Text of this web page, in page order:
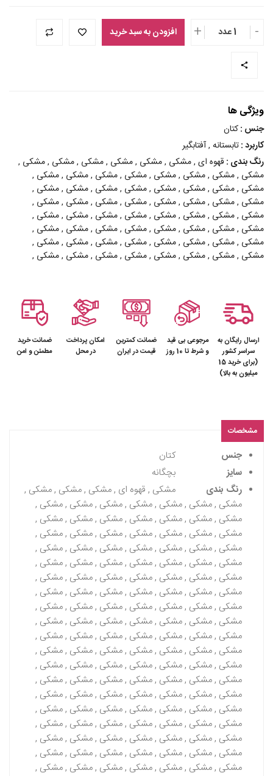
- 1 عدد + افزودن به سبد خرید
ویژگی ها
جنس :کتان
کاربرد :تابستانه , آفتابگیر
رنگ بندی : قهوه ای , مشکی , مشکی , مشکی , مشکی , مشکی , مشکی ,
مشکی , مشکی , مشکی , مشکی , مشکی , مشکی , مشکی , مشکی ,
مشکی , مشکی , مشکی , مشکی , مشکی , مشکی , مشکی , مشکی ,
مشکی , مشکی , مشکی , مشکی , مشکی , مشکی , مشکی , مشکی ,
مشکی , مشکی , مشکی , مشکی , مشکی , مشکی , مشکی , مشکی ,
مشکی , مشکی , مشکی , مشکی , مشکی , مشکی , مشکی , مشکی ,
مشکی , مشکی , مشکی , مشکی , مشکی , مشکی , مشکی , مشکی ,
مشکی , مشکی , مشکی , مشکی , مشکی , مشکی , مشکی , مشکی ,
ارسال رایگان به
سراسر کشور
(برای خرید 15
میلیون به بالا)
مرجوعی بی قید
و شرط تا 10 روز
ضمانت کمترین
قیمت در ایران
امکان پرداخت
در محل
ضمانت خرید
مطمئن و امن
مشخصات
جنس
کتان
سایز
بچگانه
رنگ بندی
مشکی , قهوه ای , مشکی , مشکی , مشکی ,
مشکی , مشکی , مشکی , مشکی , مشکی , مشکی , مشکی ,
مشکی , مشکی , مشکی , مشکی , مشکی , مشکی , مشکی ,
مشکی , مشکی , مشکی , مشکی , مشکی , مشکی , مشکی ,
مشکی , مشکی , مشکی , مشکی , مشکی , مشکی , مشکی ,
مشکی , مشکی , مشکی , مشکی , مشکی , مشکی , مشکی ,
مشکی , مشکی , مشکی , مشکی , مشکی , مشکی , مشکی ,
مشکی , مشکی , مشکی , مشکی , مشکی , مشکی , مشکی ,
مشکی , مشکی , مشکی , مشکی , مشکی , مشکی , مشکی ,
مشکی , مشکی , مشکی , مشکی , مشکی , مشکی , مشکی ,
مشکی , مشکی , مشکی , مشکی , مشکی , مشکی , مشکی ,
مشکی , مشکی , مشکی , مشکی , مشکی , مشکی , مشکی ,
مشکی , مشکی , مشکی , مشکی , مشکی , مشکی , مشکی ,
مشکی , مشکی , مشکی , مشکی , مشکی , مشکی , مشکی ,
مشکی , مشکی , مشکی , مشکی , مشکی , مشکی , مشکی ,
مشکی , مشکی , مشکی , مشکی , مشکی , مشکی , مشکی ,
مشکی , مشکی , مشکی , مشکی , مشکی , مشکی , مشکی ,
مشکی , مشکی , مشکی , مشکی , مشکی , مشکی , مشکی ,
مشکی , مشکی , مشکی , مشکی , مشکی , مشکی , مشکی ,
مشکی , مشکی , مشکی , مشکی , مشکی , مشکی , مشکی ,